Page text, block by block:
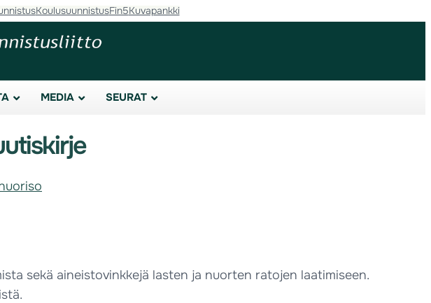
KoulusuunnistusFin5Kuvapankki
MEDIA SEURAT
sekä aineistovinkkejä lasten ja nuorten ratojen laatimiseen.